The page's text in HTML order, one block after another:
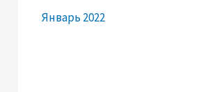
Январь 2022